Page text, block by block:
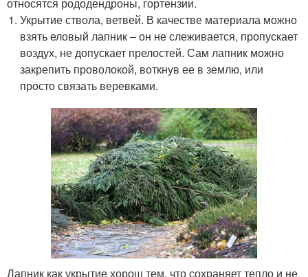
Укрытие ствола, ветвей. В качестве материала можно
взять еловый лапник – он не слеживается, пропускает
воздух, не допускает прелостей. Сам лапник можно
закрепить проволокой, воткнув ее в землю, или
просто связать веревками.
Лапник как укрытие хорош тем, что сохраняет тепло и не